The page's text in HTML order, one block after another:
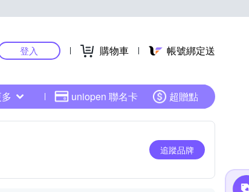
登入 購物車 帳號綁定送
uniopen 聯名卡 超贈點
追蹤品牌